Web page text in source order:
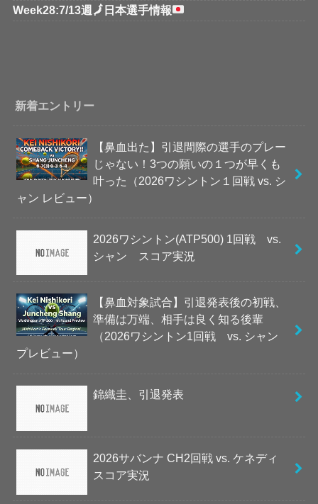
Week28:7/13週 🗾 日本選手情報
新着エントリー
【鼻血出た】引退間際の選手のプレー
じゃない！3つの願いの１つが早くも
叶った（2026ワシントン１回戦 vs. シ
ャン レビュー）
2026ワシントン(ATP500) 1回戦 vs.
シャン スコア実況
【鼻血対象試合】引退発表後の初戦、
準備は万端、相手は良く知る後輩
（2026ワシントン1回戦 vs. シャン
プレビュー）
錦織圭、引退発表
2026サバンナ CH2回戦 vs. ケネディ
スコア実況